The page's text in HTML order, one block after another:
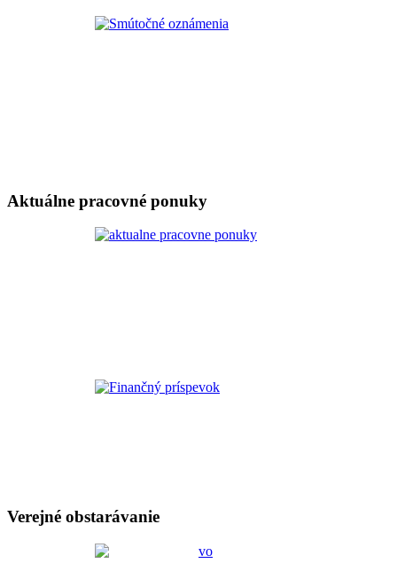
Aktuálne pracovné ponuky
Verejné obstarávanie